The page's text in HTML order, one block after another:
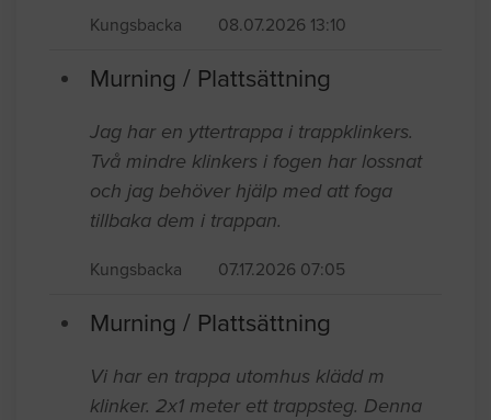
Kungsbacka 08.07.2026 13:10
Murning / Plattsättning
Jag har en yttertrappa i trappklinkers.
Två mindre klinkers i fogen har lossnat
och jag behöver hjälp med att foga
tillbaka dem i trappan.
Kungsbacka 07.17.2026 07:05
Murning / Plattsättning
Vi har en trappa utomhus klädd m
klinker. 2x1 meter ett trappsteg. Denna